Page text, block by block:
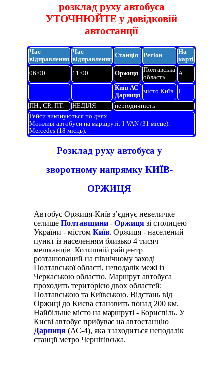
розклад руху автобуса
УТОЧНЮЙТЕ у довідковій
автостанції
Час
відправлення
Час
відправлення
Станція Регіон
На
карті
06:00
11:00 Оржиця
Полтавська
область
A
Київ АС
Дарниця
місто Київ I
ПН., СР., ПТ. НЕДІЛЯ
періодичність
Рейси виконуються по днях.
Можливі автобуси на маршруті: I-VAN (31 місце),
Mercedes (18 місць).
Розклад руху автобуса у
зворотному напрямку КИЇВ-
ОРЖИЦЯ
Автобус Оржиця-Київ з’єднує невеличке
селищеПолтавщини -Оржиця зі столицею
України - містомКиїв. Оржиця - населений
пункт із населенням близько 4 тисяч
мешканців. Колишній райцентр
розташований на північному заході
Полтавської області, неподалік межі із
Черкаською областю. Маршрут автобуса
проходить територією двох областей:
Полтавською та Київською. Відстань від
Оржиці до Києва становить понад 200 км.
Найбільше місто на маршруті - Бориспіль. У
Києві автобус прибуває на автостанцію
Дарниця (АС-4), яка знаходиться неподалік
станції метро Чернігівська.